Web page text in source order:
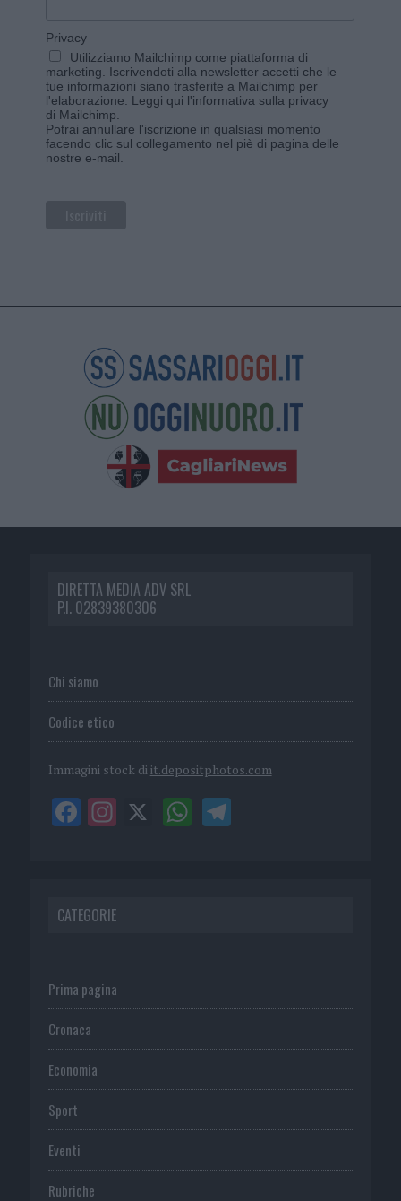
Privacy
Utilizziamo Mailchimp come piattaforma di
marketing. Iscrivendoti alla newsletter accetti che le
tue informazioni siano trasferite a Mailchimp per
l'elaborazione. Leggi qui l'informativa sulla privacy
di Mailchimp
Potrai annullare l'iscrizione in qualsiasi momento
facendo clic sul collegamento nel piè di pagina delle
nostre e-mail.
DIRETTA MEDIA ADV SRL
P.I. 02839380306
Chi siamo
Codice etico
Immagini stock di it.depositphotos.com
CATEGORIE
Prima pagina
Cronaca
Economia
Sport
Eventi
Rubriche